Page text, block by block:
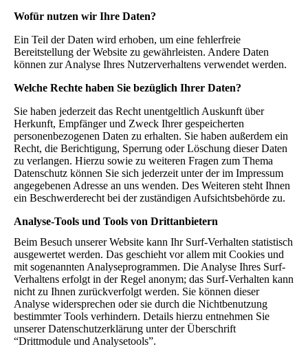
Wofür nutzen wir Ihre Daten?
Ein Teil der Daten wird erhoben, um eine fehlerfreie
Bereitstellung der Website zu gewährleisten. Andere Daten
können zur Analyse Ihres Nutzerverhaltens verwendet werden.
Welche Rechte haben Sie bezüglich Ihrer Daten?
Sie haben jederzeit das Recht unentgeltlich Auskunft über
Herkunft, Empfänger und Zweck Ihrer gespeicherten
personenbezogenen Daten zu erhalten. Sie haben außerdem ein
Recht, die Berichtigung, Sperrung oder Löschung dieser Daten
zu verlangen. Hierzu sowie zu weiteren Fragen zum Thema
Datenschutz können Sie sich jederzeit unter der im Impressum
angegebenen Adresse an uns wenden. Des Weiteren steht Ihnen
ein Beschwerderecht bei der zuständigen Aufsichtsbehörde zu.
Analyse-Tools und Tools von Drittanbietern
Beim Besuch unserer Website kann Ihr Surf-Verhalten statistisch
ausgewertet werden. Das geschieht vor allem mit Cookies und
mit sogenannten Analyseprogrammen. Die Analyse Ihres Surf-
Verhaltens erfolgt in der Regel anonym; das Surf-Verhalten kann
nicht zu Ihnen zurückverfolgt werden. Sie können dieser
Analyse widersprechen oder sie durch die Nichtbenutzung
bestimmter Tools verhindern. Details hierzu entnehmen Sie
unserer Datenschutzerklärung unter der Überschrift
“Drittmodule und Analysetools”.